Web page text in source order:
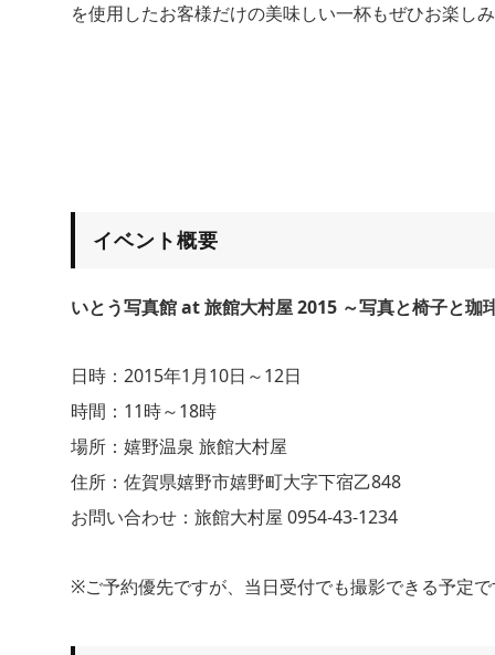
を使用したお客様だけの美味しい一杯もぜひお楽し
イベント概要
いとう写真館 at 旅館大村屋 2015 ～写真と椅子と珈
日時：2015年1月10日～12日
時間：11時～18時
場所：嬉野温泉 旅館大村屋
住所：佐賀県嬉野市嬉野町大字下宿乙848
お問い合わせ：旅館大村屋 0954-43-1234
※ご予約優先ですが、当日受付でも撮影できる予定